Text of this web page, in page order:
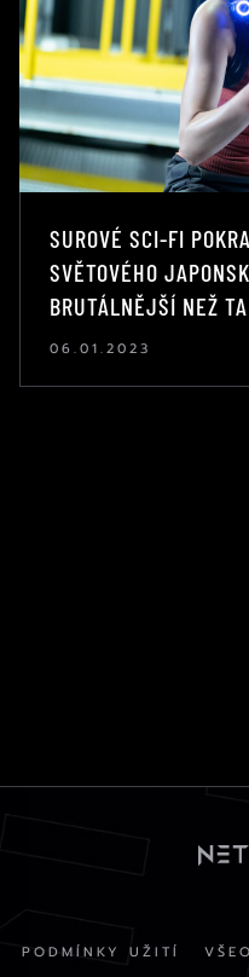
SUROVÉ SCI-FI
SVĚTOVÉHO
BRUTÁLNĚJŠÍ NEŽ
06.01.2023
PODMÍNKY UŽITÍ